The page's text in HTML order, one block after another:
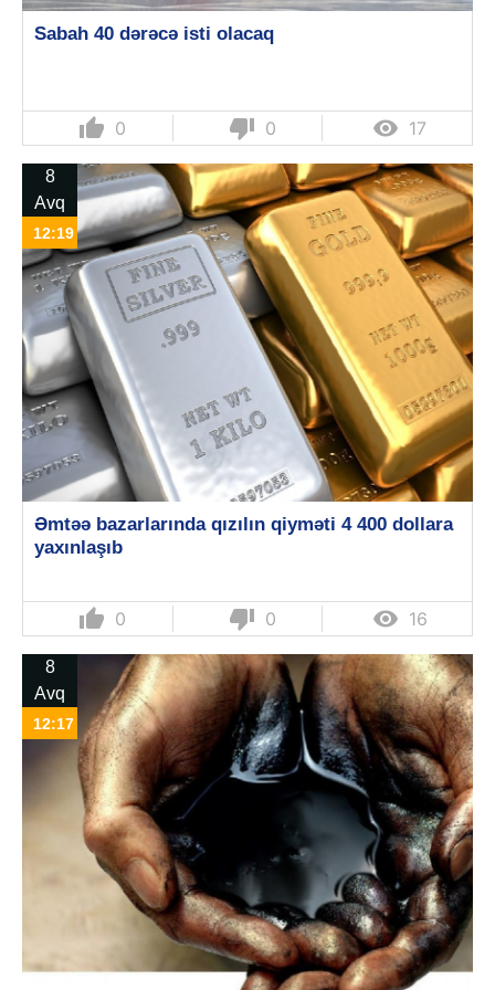
Sabah 40 dərəcə isti olacaq
thumb_up 0 thumb_down 0  17
8
Avq
12:19
Əmtəə bazarlarında qızılın qiyməti 4 400 dollara
yaxınlaşıb
thumb_up 0 thumb_down 0  16
8
Avq
12:17